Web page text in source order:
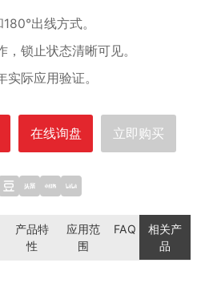
出线方式。
锁止状态清晰可见。
际应用验证。
在线询盘 立即购买
产品特
性
应用范
围
FAQ
相关产
品